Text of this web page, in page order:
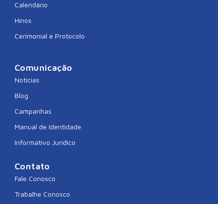
Calendário
Hinos
Cerimonial e Protocolo
Comunicação
Notícias
Blog
Campanhas
Manual de Identidade
Informativo Jurídico
Contato
Fale Conosco
Trabalhe Conosco